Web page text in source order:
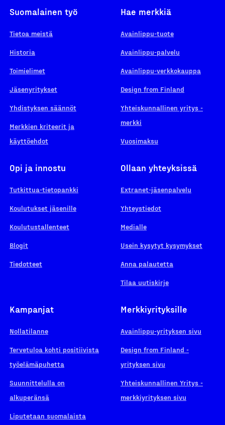
Suomalainen työ
Tietoa meistä
Historia
Toimielimet
Jäsenyritykset
Yhdistyksen säännöt
Merkkien kriteerit ja
käyttöehdot
Hae merkkiä
Avainlippu-tuote
Avainlippu-palvelu
Avainlippu-verkkokauppa
Design from Finland
Yhteiskunnallinen yritys -
merkki
Vuosimaksu
Opi ja innostu
Tutkittua-tietopankki
Koulutukset jäsenille
Koulutustallenteet
Blogit
Tiedotteet
Ollaan yhteyksissä
Extranet-jäsenpalvelu
Yhteystiedot
Medialle
Usein kysytyt kysymykset
Anna palautetta
Tilaa uutiskirje
Kampanjat
Nollatilanne
Tervetuloa kohti positiivista
työelämäpuhetta
Suunnittelulla on
alkuperänsä
Liputetaan suomalaista
Merkkiyrityksille
Avainlippu-yrityksen sivu
Design from Finland -
yrityksen sivu
Yhteiskunnallinen Yritys -
merkkiyrityksen sivu